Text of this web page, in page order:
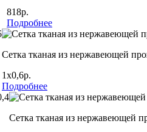
818р.
Подробнее
Сетка тканая из нержавеющей
1х0,6р.
Подробнее
Сетка тканая из нержавеющей